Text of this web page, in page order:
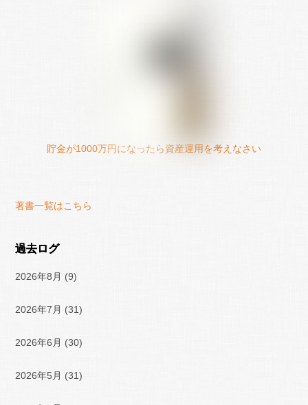
貯金が1000万円になったら資産運用を考えなさい
著書一覧はこちら
過去ログ
2026年8月 (9)
2026年7月 (31)
2026年6月 (30)
2026年5月 (31)